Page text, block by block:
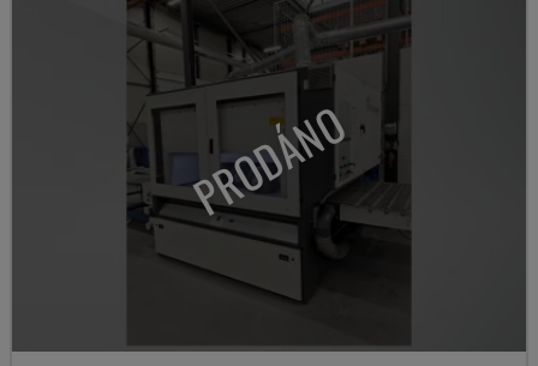
PRODÁNO